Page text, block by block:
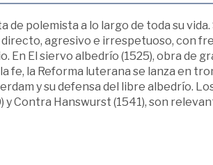
polemista a lo largo de toda su
agresivo e irrespetuoso, con
En El siervo albedrío (1525), obra de
fe, la Reforma luterana se lanza en
y su defensa del libre albedrío.
y Contra Hanswurst (1541), son